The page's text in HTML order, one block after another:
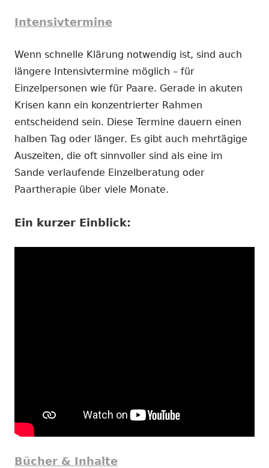
Intensivtermine
Wenn schnelle Klärung notwendig ist, sind auch
längere Intensivtermine möglich – für
Einzelpersonen wie für Paare. Gerade in akuten
Krisen kann ein konzentrierter Rahmen
entscheidend sein. Diese Termine dauern einen
halben Tag oder länger. Es gibt auch mehrtägige
Auszeiten, die oft sinnvoller sind als eine im
Sande verlaufende Einzelberatung oder
Paartherapie über viele Monate.
Ein kurzer Einblick:
Bücher & Inhalte